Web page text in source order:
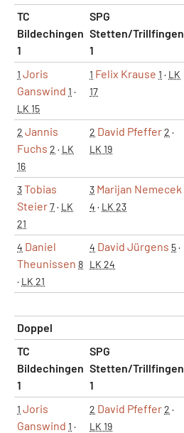
TC
Bildechingen
1
SPG
Stetten/Trillfingen
1
1 Joris
Ganswind 1 ·
LK 15
1 Felix Krause 1 · LK
17
2 Jannis
Fuchs 2 · LK
16
2 David Pfeffer2 ·
LK 19
3Tobias
Steier7· LK
21
3 Marijan Nemecek
4 · LK 23
4 Daniel
Theunissen 8
· LK 21
4 David Jürgens 5·
LK 24
Doppel
TC
Bildechingen
1
SPG
Stetten/Trillfingen
1
1 Joris
Ganswind 1 ·
2 David Pfeffer2 ·
LK 19